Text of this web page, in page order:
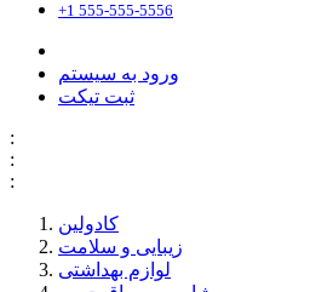
+1 555-555-5556
ورود به سیستم
ثبت تیکت
:
:
:
کادولین
زیبایی و سلامت
لوازم بهداشتی